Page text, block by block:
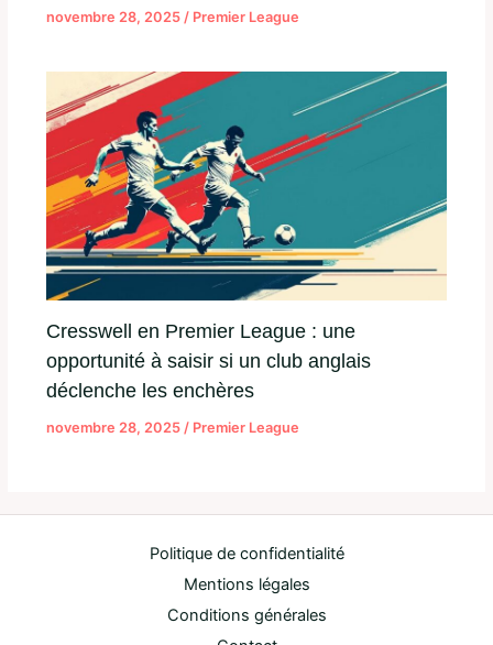
novembre 28, 2025 / Premier League
Cresswell en Premier League : une
opportunité à saisir si un club anglais
déclenche les enchères
novembre 28, 2025 / Premier League
Politique de confidentialité
Mentions légales
Conditions générales